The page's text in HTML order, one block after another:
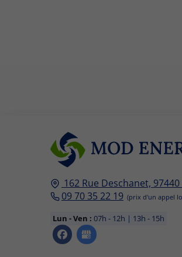
162 Rue Deschanet, 97440
09 70 35 22 19
Lun - Ven : 07h - 12h | 13h - 15h